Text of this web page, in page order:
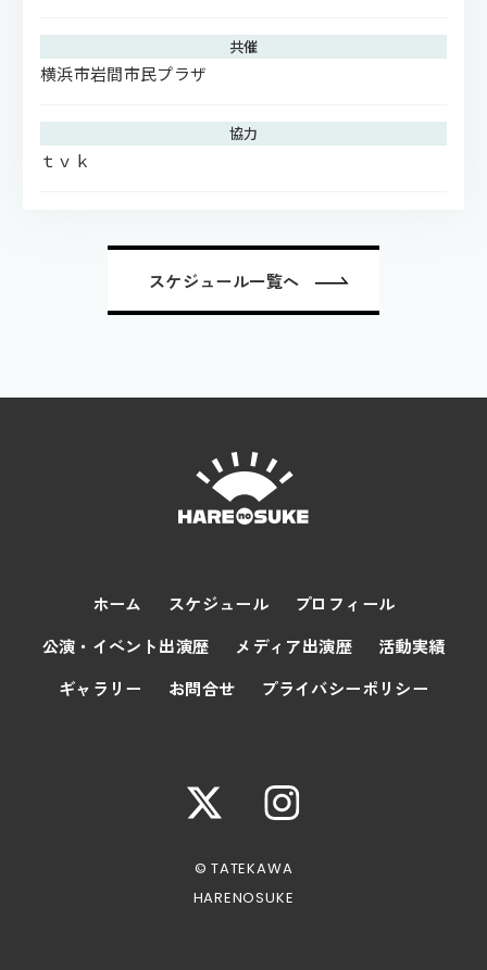
共催
横浜市岩間市民プラザ
協力
ｔｖｋ
スケジュール一覧へ
ホーム スケジュール
プロフィール
公演・イベント出演歴
メディア出演歴
活動実績
ギャラリー
お問合せ プライバシーポリシー
© TATEKAWA
HARENOSUKE